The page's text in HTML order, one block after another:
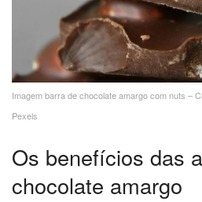
Imagem barra de chocolate amargo com nuts –
Pexels
Os benefícios das
chocolate amargo